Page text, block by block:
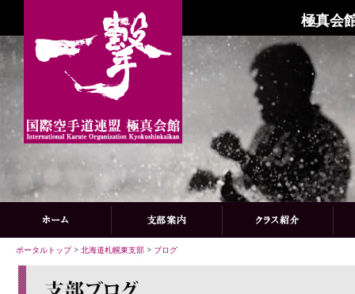
極真会
ポータルトップ> 北海道札幌東支部 > ブログ